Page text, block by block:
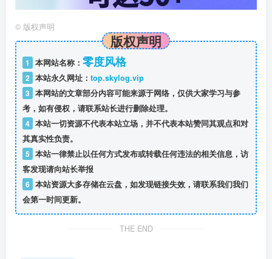
© 版权声明
版权声明
1 本网站名称： 零度风格
2 本站永久网址： top.skylog.vip
3 本网站的文章部分内容可能来源于网络，仅供大家学习与参
考，如有侵权，请联系站长进行删除处理。
4 本站一切资源不代表本站立场，并不代表本站赞同其观点和对
其真实性负责。
5 本站一律禁止以任何方式发布或转载任何违法的相关信息，访
客发现请向站长举报
6 本站资源大多存储在云盘，如发现链接失效，请联系我们我们
会第一时间更新。
THE END